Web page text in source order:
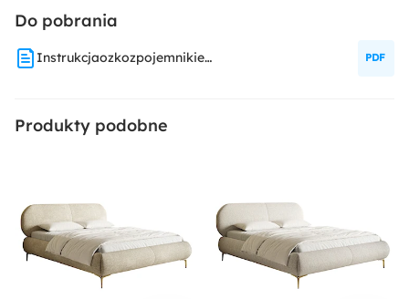
Rodzaj podnośnika:
Gazowy
216 cm
Styl:
Minimalistyczny Nowoczesny
Do pobrania
InstrukcjaozkozpojemnikiemRouleiOvalle
Produkty podobne